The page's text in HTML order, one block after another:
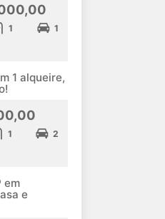
1 1
1 alqueire,
1 2
em
e